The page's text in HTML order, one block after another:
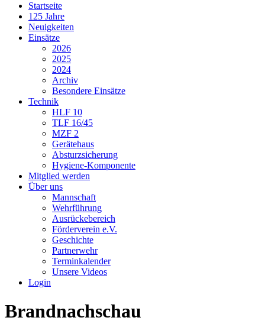
Startseite
125 Jahre
Neuigkeiten
Einsätze
2026
2025
2024
Archiv
Besondere Einsätze
Technik
HLF 10
TLF 16/45
MZF 2
Gerätehaus
Absturzsicherung
Hygiene-Komponente
Mitglied werden
Über uns
Mannschaft
Wehrführung
Ausrückebereich
Förderverein e.V.
Geschichte
Partnerwehr
Terminkalender
Unsere Videos
Login
Brandnachschau